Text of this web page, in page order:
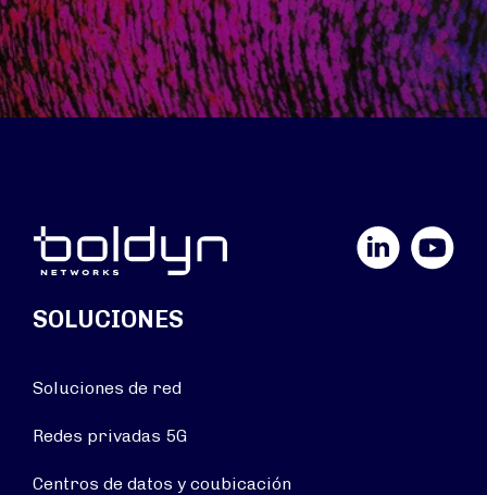
YouTube
SOLUCIONES
Soluciones de red
Redes privadas 5G
Centros de datos y coubicación